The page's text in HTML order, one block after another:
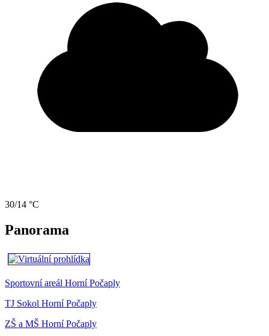
30/14 °C
Panorama
Sportovní areál Horní Počaply
TJ Sokol Horní Počaply
ZŠ a MŠ Horní Počaply